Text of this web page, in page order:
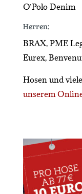
O`Polo Denim
Herren:
BRAX, PME
Eurex,
Hosen und
unserem